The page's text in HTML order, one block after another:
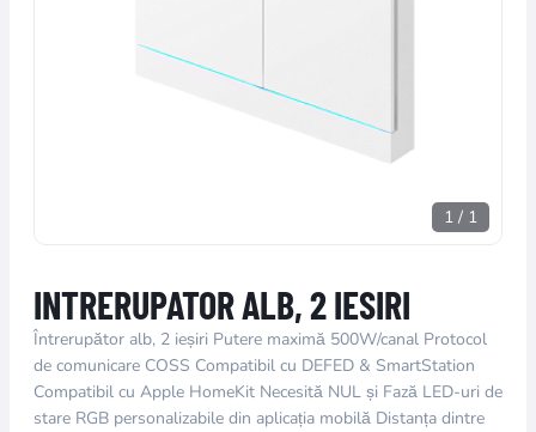
1 / 1
INTRERUPATOR ALB, 2 IESIRI
Întrerupător alb, 2 ieșiri Putere maximă 500W/canal Protocol
de comunicare COSS Compatibil cu DEFED & SmartStation
Compatibil cu Apple HomeKit Necesită NUL și Fază LED-uri de
stare RGB personalizabile din aplicația mobilă Distanța dintre